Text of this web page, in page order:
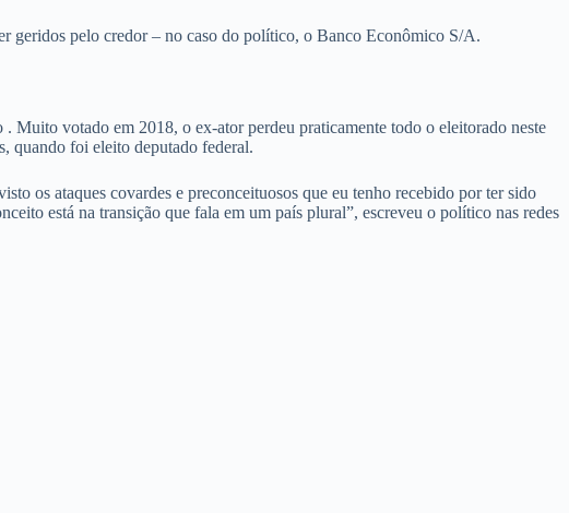
geridos pelo credor – no caso do político, o Banco Econômico S/A.
Muito votado em 2018, o ex-ator perdeu praticamente todo o eleitorado neste
quando foi eleito deputado federal.
os ataques covardes e preconceituosos que eu tenho recebido por ter sido
está na transição que fala em um país plural”, escreveu o político nas redes